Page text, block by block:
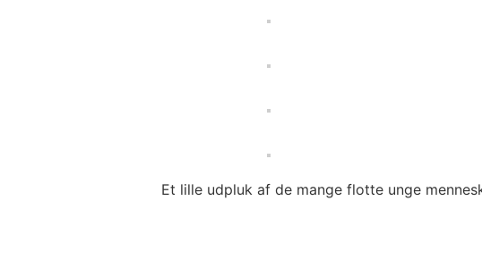
Et lille udpluk af de mange flotte unge